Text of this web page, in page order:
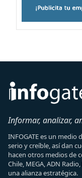
Informar, analizar,
INFOGATE es un
serio y creíble, así dan
hacen otros medios de
Chile, MEGA, ADN
una alianza estratégica.